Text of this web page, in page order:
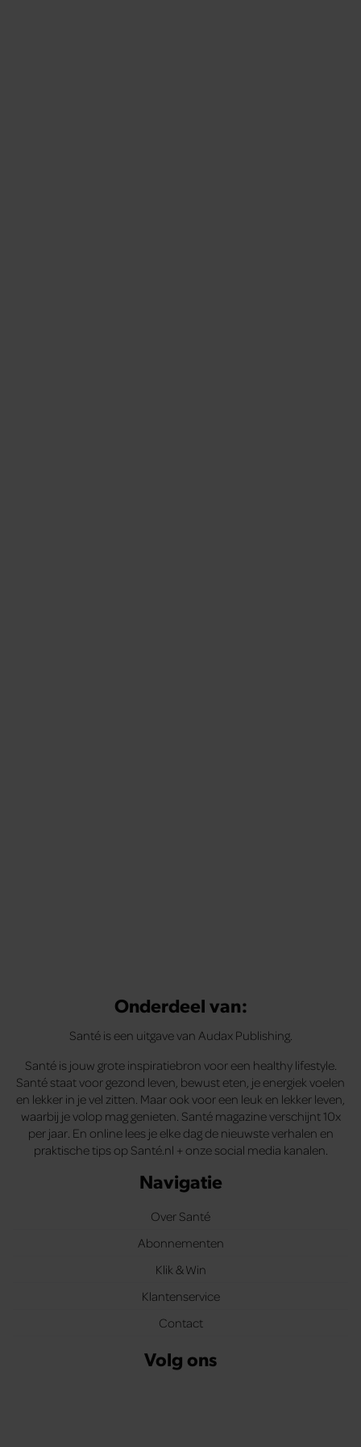
Onderdeel van:
Santé is een uitgave van Audax Publishing.
Santé is jouw grote inspiratiebron voor een healthy lifestyle.
Santé staat voor gezond leven, bewust eten, je energiek voelen
en lekker in je vel zitten. Maar ook voor een leuk en lekker leven,
waarbij je volop mag genieten. Santé magazine verschijnt 10x
per jaar. En online lees je elke dag de nieuwste verhalen en
praktische tips op Santé.nl + onze social media kanalen.
Navigatie
Over Santé
Abonnementen
Klik & Win
Klantenservice
Contact
Volg ons